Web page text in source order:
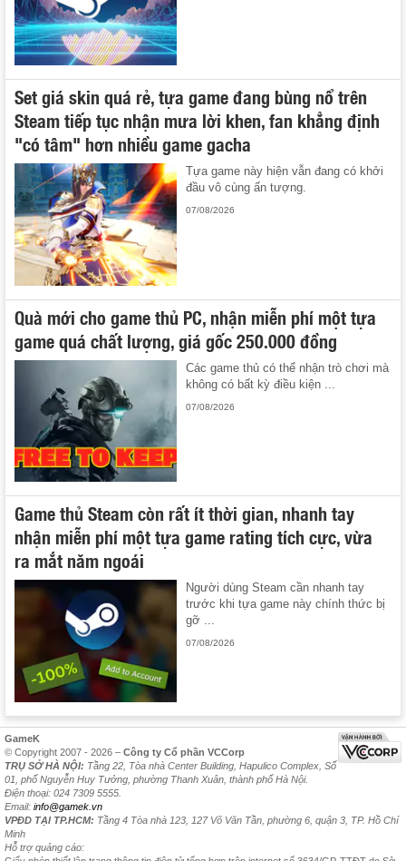
Set giá skin quá rẻ, tựa game đang bùng nổ trên
Steam tiếp tục nhận mưa lời khen, fan khẳng định
"có tâm" hơn nhiều game gacha
Tựa game này hiện vẫn đang có khởi
đầu vô cùng ấn tượng.
07/08/2026
Quà mới cho game thủ PC, nhận miễn phí một tựa
game quá chất lượng, giá gốc 250.000 đồng
Các game thủ có thể nhận trò chơi mà
không có bất kỳ điều kiện ...
07/08/2026
Game thủ Steam còn rất ít thời gian, nhanh tay
nhận miễn phí một tựa game rating tích cực, vừa
ra mắt năm ngoái
Người dùng Steam cần nhanh tay
trước khi tựa game này chính thức bị
gỡ ...
07/08/2026
GameK
© Copyright 2007 - 2026 – Công ty Cổ phần VCCorp
TRỤ SỞ HÀ NỘI: Tầng 22, Tòa nhà Center Building, Hapulico Complex, Số
01, phố Nguyễn Huy Tưởng, phường Thanh Xuân, thành phố Hà Nội.
Điện thoại: 024 7309 5555.
Email: info@gamek.vn
VPĐD TẠI TP.HCM: Tầng 4 Tòa nhà 123, 127 Võ Văn Tần, phường 6, quận 3, TP. Hồ Chí
Minh
Hỗ trợ quảng cáo: